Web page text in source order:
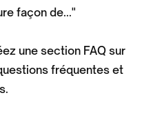
façon de..."
une section FAQ sur
fréquentes et